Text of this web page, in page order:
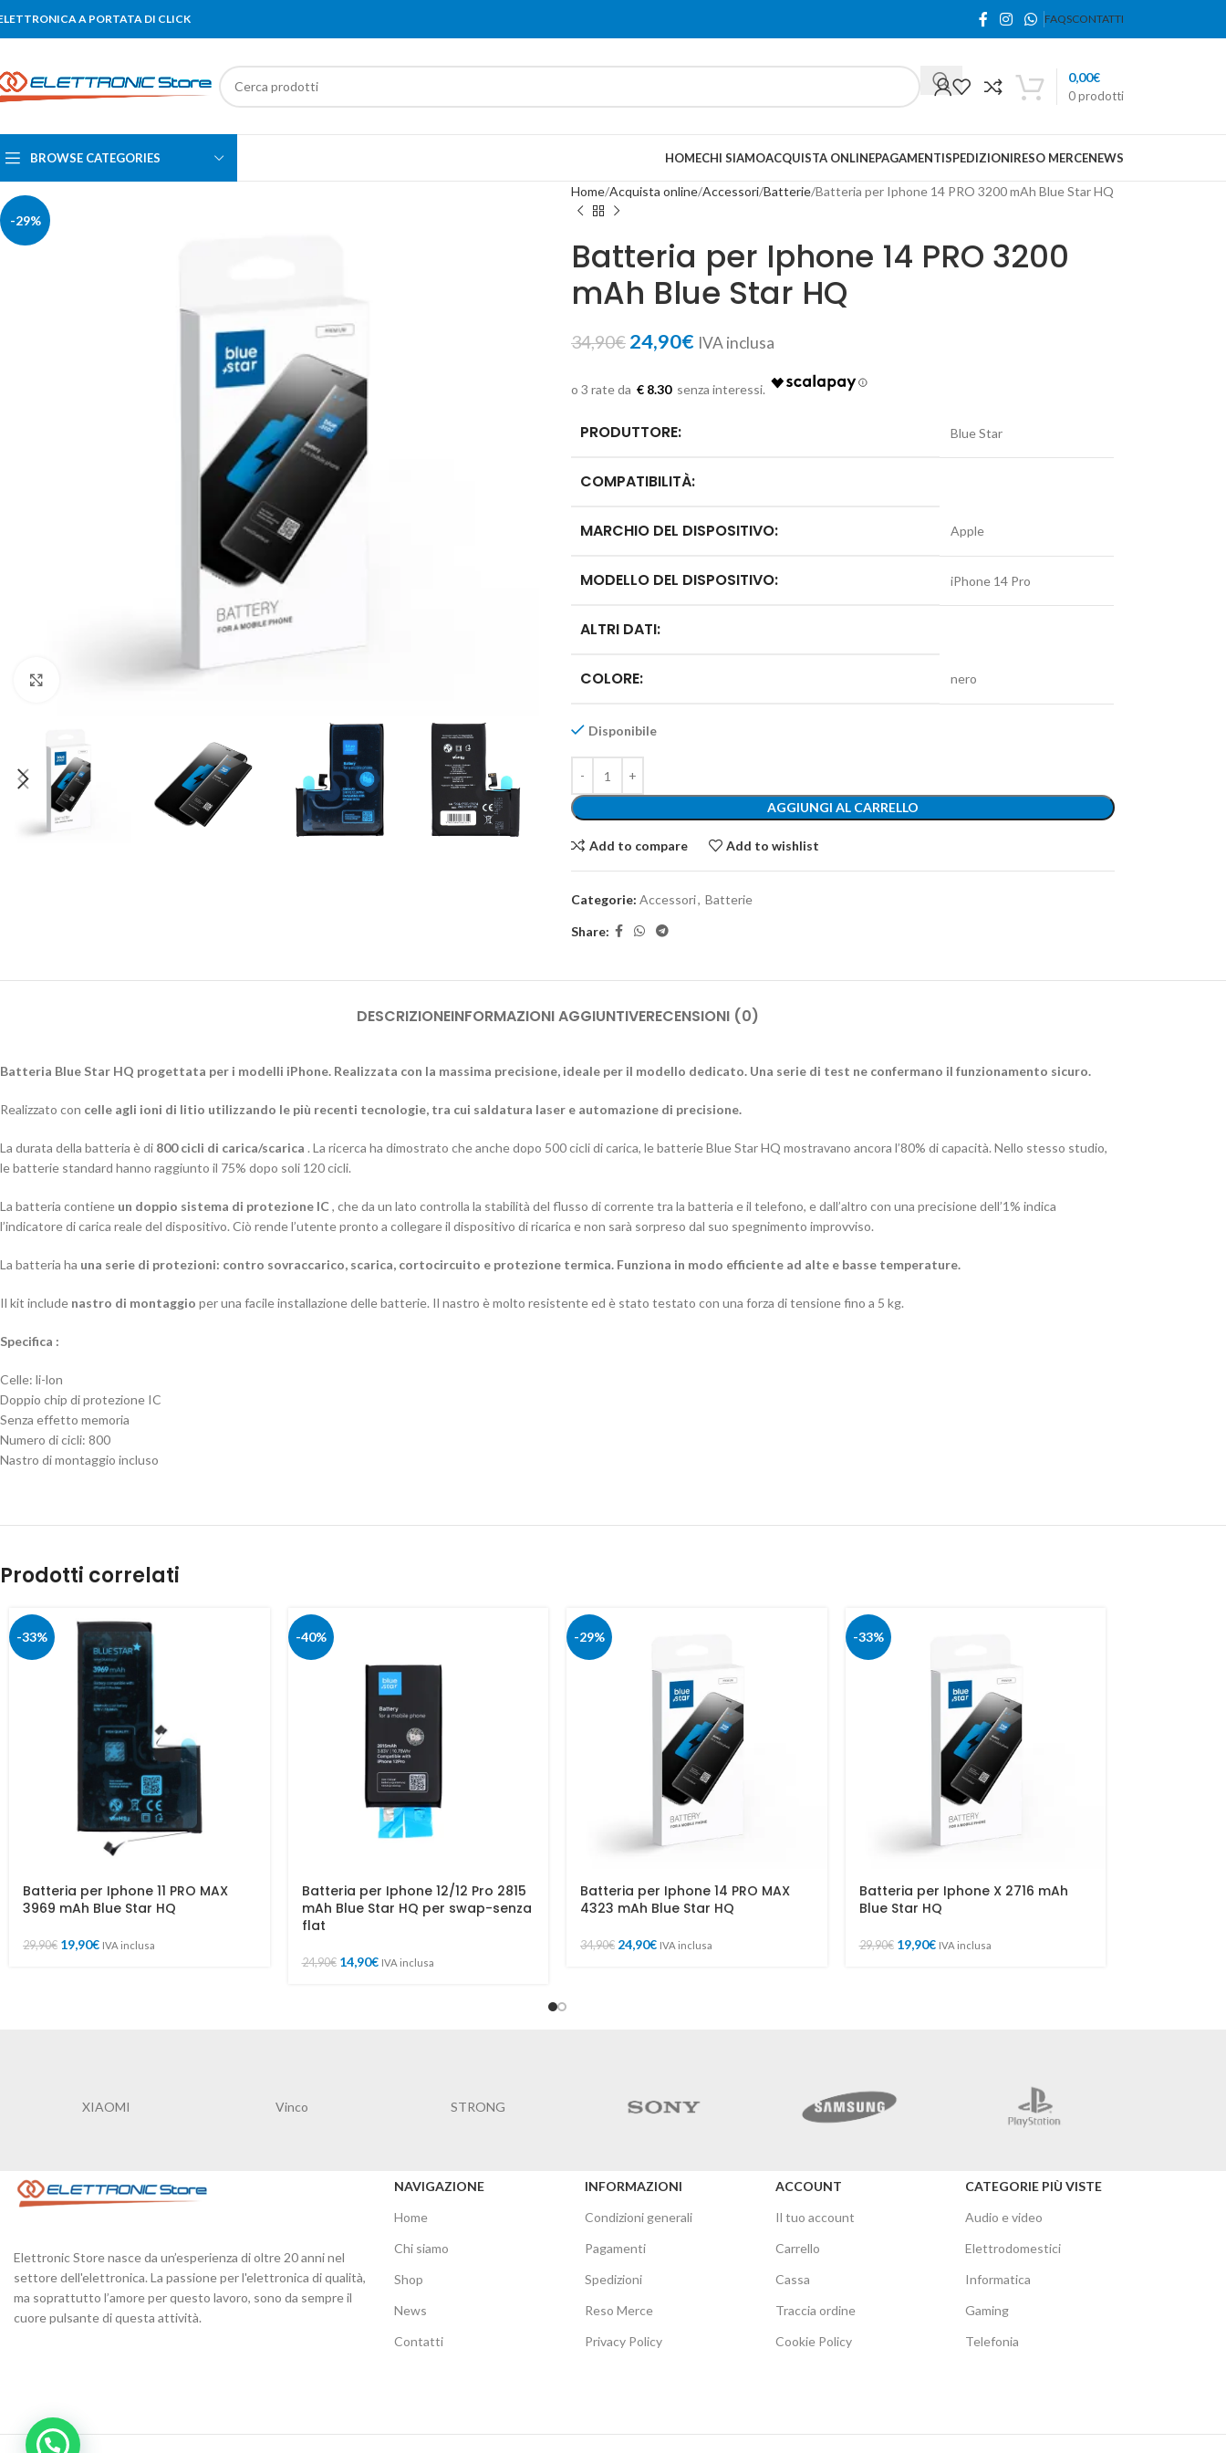
A PORTATA DI CLICK FAQSCONTATTI
0prodotti
0,00€
BROWSE CATEGORIES HOMECHI SIAMOACQUISTA ONLINEPAGAMENTISPEDIZIONIRESO MERCENEWS
-29%
Home Acquista online Accessori Batterie Batteria per Iphone 14 PRO 3200 mAh Blue Star HQ
Batteria per Iphone 14 PRO 3200
mAh Blue Star HQ
34,90€ 24,90€ IVA inclusa
€ 8.30
PRODUTTORE: Blue Star
COMPATIBILITÀ:
MARCHIO DEL DISPOSITIVO: Apple
MODELLO DEL DISPOSITIVO: iPhone 14 Pro
ALTRI DATI:
COLORE: nero
Disponibile
AGGIUNGI AL CARRELLO
Add to compare Add to wishlist
Categorie: Accessori, Batterie
Share:
DESCRIZIONEINFORMAZIONI AGGIUNTIVERECENSIONI (0)
Batteria Blue Star HQ progettata per i modelli iPhone. Realizzata con la massima precisione, ideale per il modello dedicato. Una serie di test ne confermano il funzionamento sicuro.
Realizzato con celle agli ioni di litio utilizzando le più recenti tecnologie, tra cui saldatura laser e automazione di precisione.
La durata della batteria è di 800 cicli di carica/scarica . La ricerca ha dimostrato che anche dopo 500 cicli di carica, le batterie Blue Star HQ mostravano ancora l’80% di capacità. Nello stesso studio,
le batterie standard hanno raggiunto il 75% dopo soli 120 cicli.
La batteria contiene un doppio sistema di protezione IC , che da un lato controlla la stabilità del flusso di corrente tra la batteria e il telefono, e dall’altro con una precisione dell’1% indica
l’indicatore di carica reale del dispositivo. Ciò rende l’utente pronto a collegare il dispositivo di ricarica e non sarà sorpreso dal suo spegnimento improvviso.
La batteria ha una serie di protezioni: contro sovraccarico, scarica, cortocircuito e protezione termica. Funziona in modo efficiente ad alte e basse temperature.
Il kit include nastro di montaggio per una facile installazione delle batterie. Il nastro è molto resistente ed è stato testato con una forza di tensione fino a 5 kg.
Specifica :
Celle: li-lon
Doppio chip di protezione IC
Senza effetto memoria
Numero di cicli: 800
Nastro di montaggio incluso
Prodotti correlati
-33%
Batteria per Iphone 11 PRO MAX
3969 mAh Blue Star HQ
29,90€ 19,90€ IVA inclusa
-40%
Batteria per Iphone 12/12 Pro 2815
mAh Blue Star HQ per swap-senza
flat
24,90€ 14,90€ IVA inclusa
-29%
Batteria per Iphone 14 PRO MAX
4323 mAh Blue Star HQ
34,90€ 24,90€ IVA inclusa
-33%
Batteria per Iphone X 2716 mAh
Blue Star HQ
29,90€ 19,90€ IVA inclusa
XIAOMI Vinco STRONG
Elettronic Store nasce da un’esperienza di oltre 20 anni nel
settore dell'elettronica. La passione per l'elettronica di qualità,
ma soprattutto l’amore per questo lavoro, sono da sempre il
cuore pulsante di questa attività.
NAVIGAZIONE
Home
Chi siamo
Shop
News
Contatti
INFORMAZIONI
Condizioni generali
Pagamenti
Spedizioni
Reso Merce
Privacy Policy
ACCOUNT
Il tuo account
Carrello
Cassa
Traccia ordine
Cookie Policy
CATEGORIE PIÙ VISTE
Audio e video
Elettrodomestici
Informatica
Gaming
Telefonia